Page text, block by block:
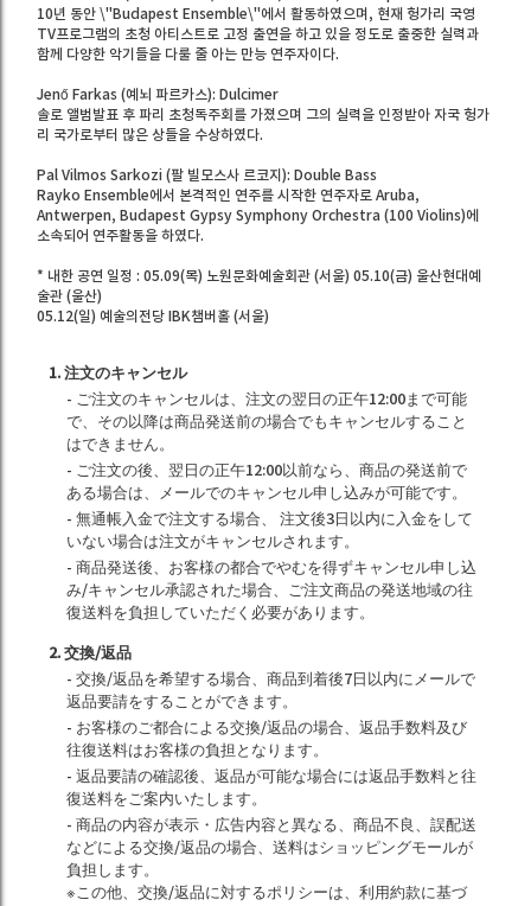
10년 동안 \"Budapest Ensemble\"에서 활동하였으며, 현재 헝가리 국영
TV프로그램의 초청 아티스트로 고정 출연을 하고 있을 정도로 출중한 실력과
함께 다양한 악기들을 다룰 줄 아는 만능 연주자이다.
Jenő Farkas (예뇌 파르카스): Dulcimer
솔로 앨범발표 후 파리 초청독주회를 가졌으며 그의 실력을 인정받아 자국 헝가
리 국가로부터 많은 상들을 수상하였다.
Pal Vilmos Sarkozi (팔 빌모스사 르코지): Double Bass
Rayko Ensemble에서 본격적인 연주를 시작한 연주자로 Aruba,
Antwerpen, Budapest Gypsy Symphony Orchestra (100 Violins)에
소속되어 연주활동을 하였다.
* 내한 공연 일정 : 05.09(목) 노원문화예술회관 (서울) 05.10(금) 울산현대예
술관 (울산)
05.12(일) 예술의전당 IBK챔버홀 (서울)
1. 注文のキャンセル
- ご注文のキャンセルは、注文の翌日の正午12:00まで可能
で、その以降は商品発送前の場合でもキャンセルすること
はできません。
- ご注文の後、翌日の正午12:00以前なら、商品の発送前で
ある場合は、メールでのキャンセル申し込みが可能です。
- 無通帳入金で注文する場合、 注文後3日以内に入金をして
いない場合は注文がキャンセルされます。
- 商品発送後、お客様の都合でやむを得ずキャンセル申し込
み/キャンセル承認された場合、ご注文商品の発送地域の往
復送料を負担していただく必要があります。
2. 交換/返品
- 交換/返品を希望する場合、商品到着後7日以内にメールで
返品要請をすることができます。
- お客様のご都合による交換/返品の場合、返品手数料及び
往復送料はお客様の負担となります。
- 返品要請の確認後、返品が可能な場合には返品手数料と往
復送料をご案内いたします。
- 商品の内容が表示・広告内容と異なる、商品不良、誤配送
などによる交換/返品の場合、送料はショッピングモールが
負担します。
※この他、交換/返品に対するポリシーは、利用約款に基づ